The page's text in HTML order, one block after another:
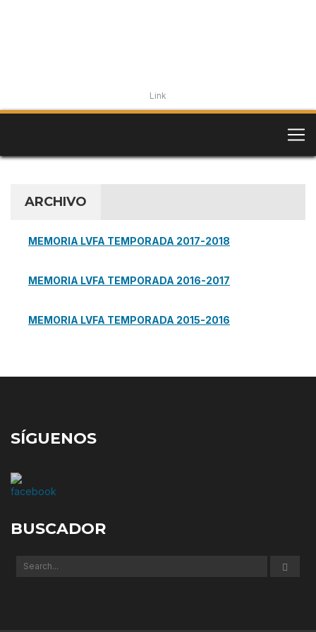
Link
ARCHIVO
MEMORIA LVFA TEMPORADA 2017-2018
MEMORIA LVFA TEMPORADA 2016-2017
MEMORIA LVFA TEMPORADA 2015-2016
SÍGUENOS
BUSCADOR